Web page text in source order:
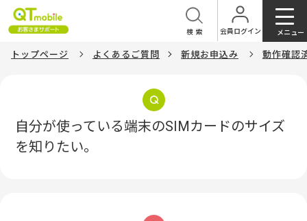
会員ログイン
検索 メニュー
トップページ よくあるご質問 新規お申込み 動作確認
自分が使っている端末のSIMカードのサイズ
を知りたい。